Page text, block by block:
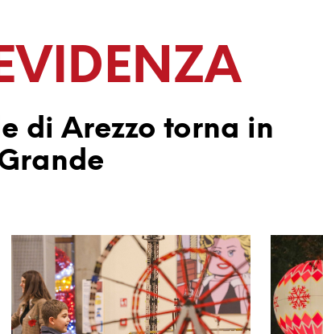
di Arezzo torna in